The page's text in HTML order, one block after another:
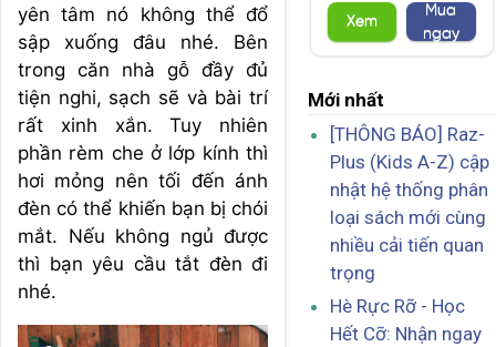
yên tâm nó không thể đổ
sập xuống đâu nhé. Bên
trong căn nhà gỗ đầy đủ
tiện nghi, sạch sẽ và bài trí
rất xinh xắn. Tuy nhiên
phần rèm che ở lớp kính thì
hơi mỏng nên tối đến ánh
đèn có thể khiến bạn bị chói
mắt. Nếu không ngủ được
thì bạn yêu cầu tắt đèn đi
nhé.
Xem
Mua
ngay
Mới nhất
[THÔNG BÁO] Raz-
Plus (Kids A-Z) cập
nhật hệ thống phân
loại sách mới cùng
nhiều cải tiến quan
trọng
Hè Rực Rỡ - Học
Hết Cỡ: Nhận ngay